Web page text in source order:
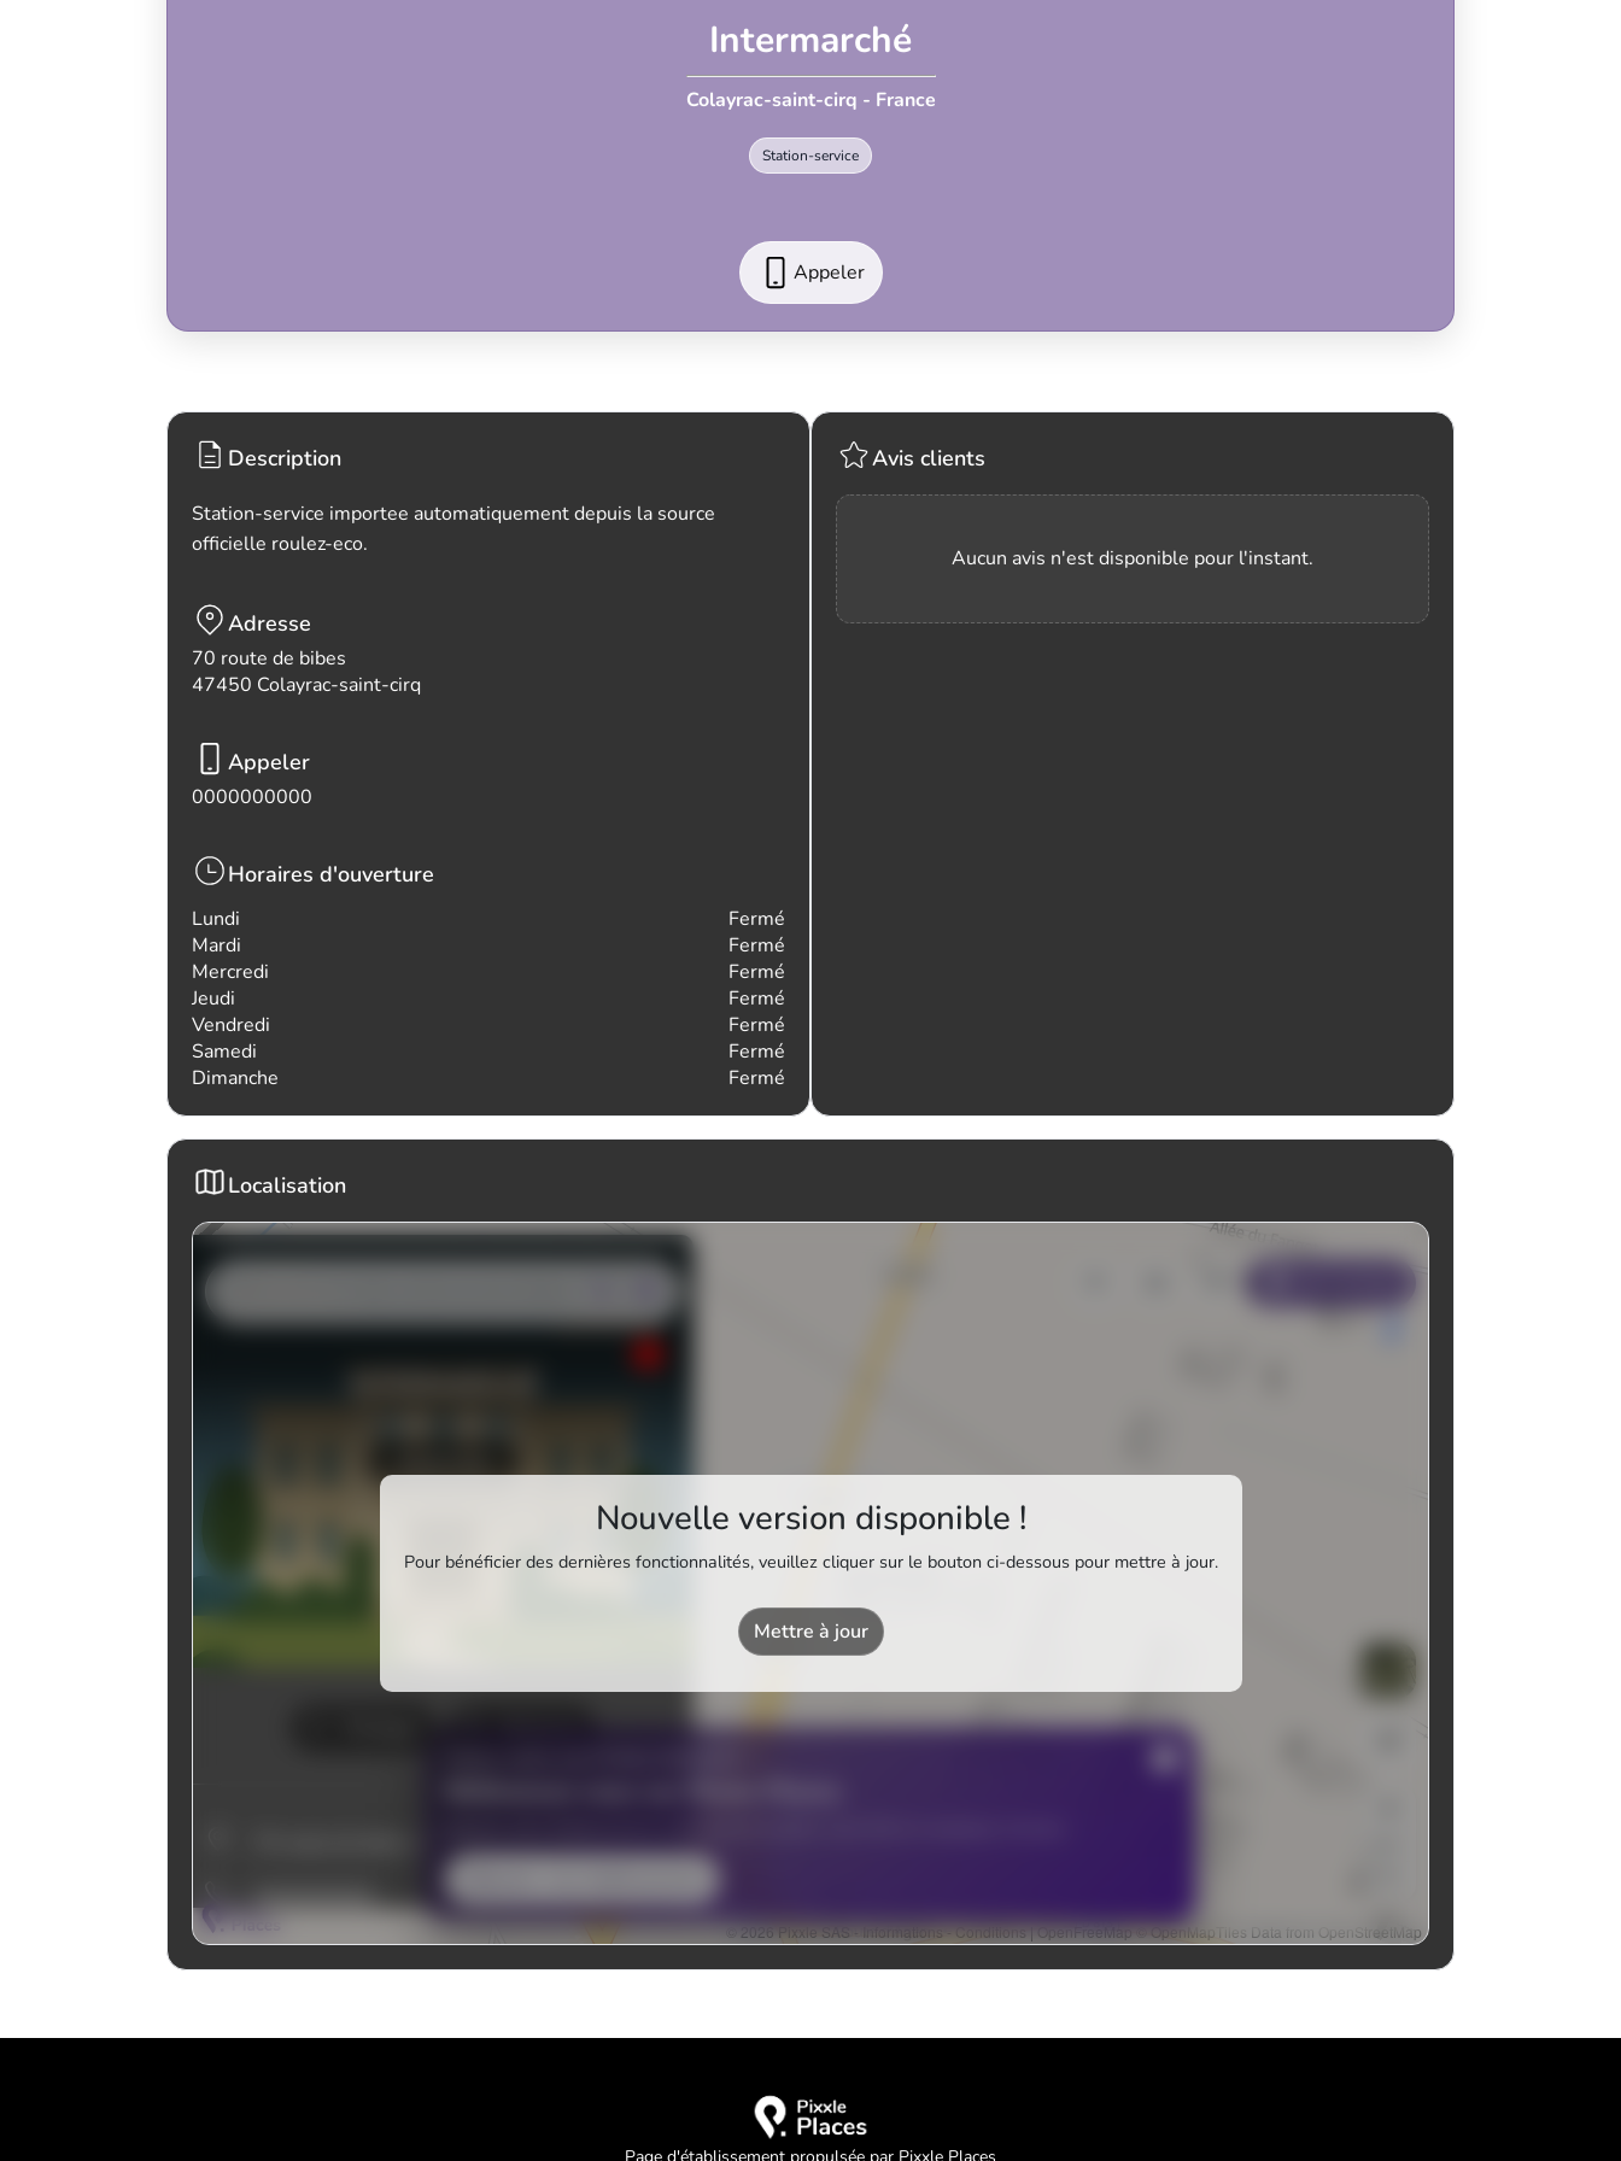
Intermarché
Colayrac-saint-cirq - France
Station-service
Appeler
Description
Station-service importee automatiquement depuis la source
officielle roulez-eco.
Adresse
70 route de bibes
47450 Colayrac-saint-cirq
Appeler
0000000000
Horaires d'ouverture
Lundi
Fermé
Mardi
Fermé
Mercredi
Fermé
Jeudi
Fermé
Vendredi
Fermé
Samedi
Fermé
Dimanche
Fermé
Avis clients
Aucun avis n'est disponible pour l'instant.
Localisation